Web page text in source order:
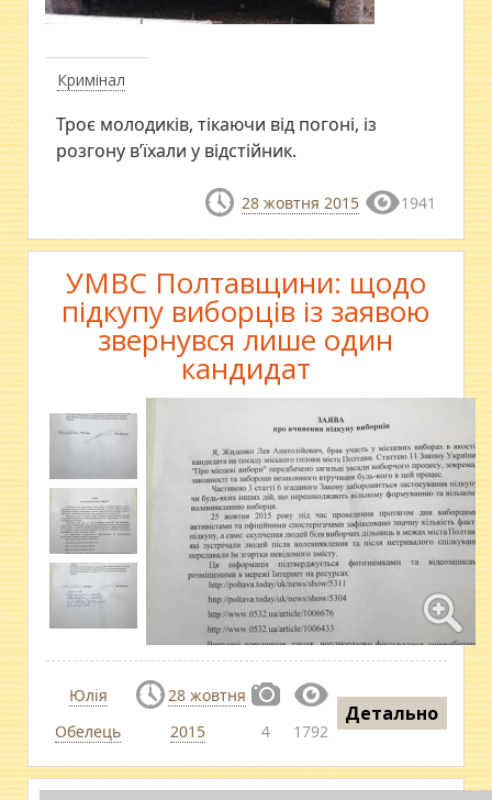
Кримінал
​Троє молодиків, тікаючи від погоні, із
розгону в’їхали у відстійник.
28 жовтня 2015 1941
УМВС Полтавщини: щодо
підкупу виборців із заявою
звернувся лише один
кандидат
Юлія
Обелець
28 жовтня
2015
4 1792
Детально